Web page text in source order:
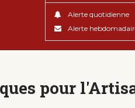
Alerte quotidienne
Alerte
pour